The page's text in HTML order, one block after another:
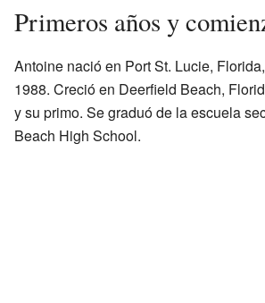
Primeros años y
Antoine nació en Port St. Lucie,
1988. Creció en Deerfield Beach,
y su primo. Se graduó de la escuela
Beach High School.